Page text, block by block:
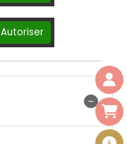
Autoriser